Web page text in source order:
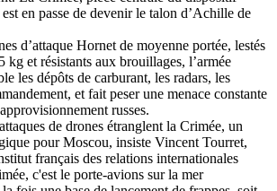
en passe de devenir le talon d’Achille de
d’attaque Hornet de moyenne portée, lestés
kg et résistants aux brouillages, l’armée
les dépôts de carburant, les radars, les
et fait peser une menace constante
russes.
de drones étranglent la Crimée, un
pour Moscou, insiste Vincent Tourret,
français des relations internationales
c'est le porte-avions sur la mer